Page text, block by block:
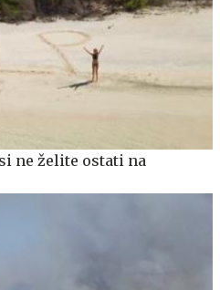
ne želite ostati na